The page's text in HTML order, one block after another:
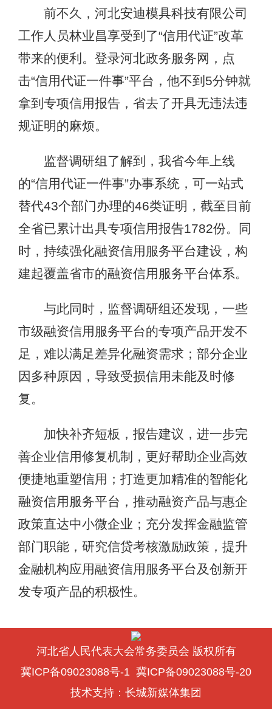
前不久，河北安迪模具科技有限公司
工作人员林业昌享受到了“信用代证”改革
带来的便利。登录河北政务服务网，点
击“信用代证一件事”平台，他不到5分钟就
拿到专项信用报告，省去了开具无违法违
规证明的麻烦。
监督调研组了解到，我省今年上线
的“信用代证一件事”办事系统，可一站式
替代43个部门办理的46类证明，截至目前
全省已累计出具专项信用报告1782份。同
时，持续强化融资信用服务平台建设，构
建起覆盖省市的融资信用服务平台体系。
与此同时，监督调研组还发现，一些
市级融资信用服务平台的专项产品开发不
足，难以满足差异化融资需求；部分企业
因多种原因，导致受损信用未能及时修
复。
加快补齐短板，报告建议，进一步完
善企业信用修复机制，更好帮助企业高效
便捷地重塑信用；打造更加精准的智能化
融资信用服务平台，推动融资产品与惠企
政策直达中小微企业；充分发挥金融监管
部门职能，研究信贷考核激励政策，提升
金融机构应用融资信用服务平台及创新开
发专项产品的积极性。
河北省人民代表大会常务委员会 版权所有
冀ICP备09023088号-1 冀ICP备09023088号-20
技术支持： 长城新媒体集团